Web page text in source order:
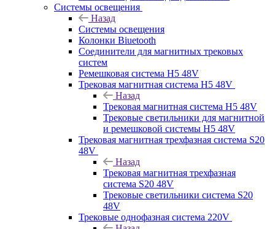
Системы освещения
Назад
Системы освещения
Колонки Biuetooth
Соединители для магнитных трековых
систем
Ремешковая система H5 48V
Трековая магнитная система H5 48V
Назад
Трековая магнитная система H5 48V
Трековые светильники для магнитной
и ремешковой системы H5 48V
Трековая магнитная трехфазная система S20
48V
Назад
Трековая магнитная трехфазная
система S20 48V
Трековые светильники система S20
48V
Трековые однофазная система 220V